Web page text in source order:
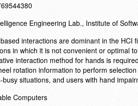
Engineering Lab., Institute of
interactions are dominant in the HCI
in which it is not convenient or optimal
interaction method for hands is
rotation information to perform
busy situations, and users with hand
Computers